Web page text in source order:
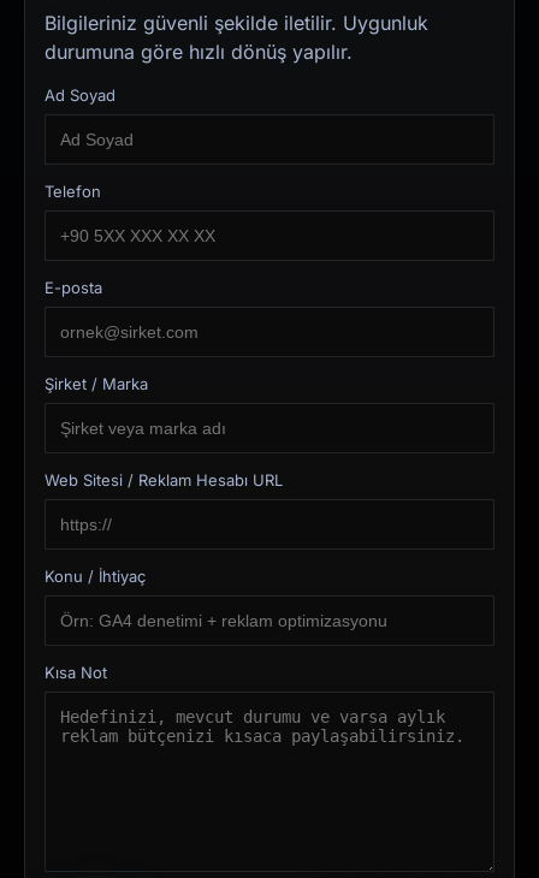
Bilgileriniz güvenli şekilde iletilir. Uygunluk
durumuna göre hızlı dönüş yapılır.
Ad Soyad
Telefon
E-posta
Şirket / Marka
Web Sitesi / Reklam Hesabı URL
Konu / İhtiyaç
Kısa Not